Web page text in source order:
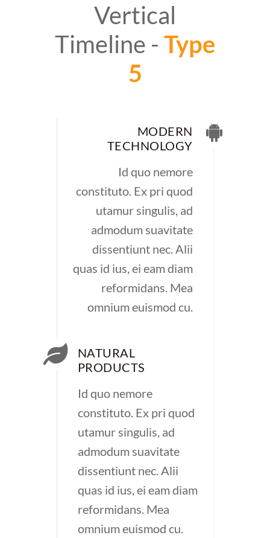
Vertical
Timeline - Type
5
MODERN
TECHNOLOGY
Id quo nemore
constituto. Ex pri quod
utamur singulis, ad
admodum suavitate
dissentiunt nec. Alii
quas id ius, ei eam diam
reformidans. Mea
omnium euismod cu.
NATURAL
PRODUCTS
Id quo nemore
constituto. Ex pri quod
utamur singulis, ad
admodum suavitate
dissentiunt nec. Alii
quas id ius, ei eam diam
reformidans. Mea
omnium euismod cu.